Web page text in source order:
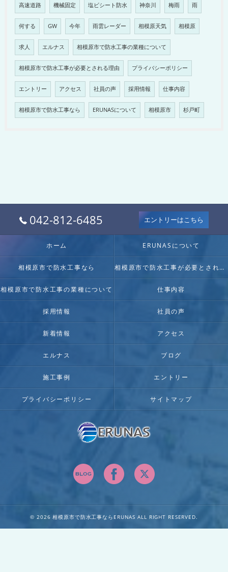
高速道路 機械固定 塩ビシート防水 神奈川 梅雨 雨
何する GW 今年 雨雲レーダー 相模原天気 相模原
求人 エルナス 相模原市で防水工事の業種について
相模原市で防水工事が必要とされる理由 プライバシーポリシー
エントリー アクセス 社員の声 採用情報 仕事内容
相模原市で防水工事なら ERUNASについて 相模原市 杉戸町
042-812-6485 エントリーはこちら
ホーム ERUNASについて
相模原市で防水工事なら 相模原市で防水工事が必要とされる理由
相模原市で防水工事の業種について 仕事内容
採用情報 社員の声
新着情報 アクセス
エルナス ブログ
施工事例 エントリー
プライバシーポリシー サイトマップ
© 2026 相模原市で防水工事ならERUNAS ALL RIGHT RESERVED.